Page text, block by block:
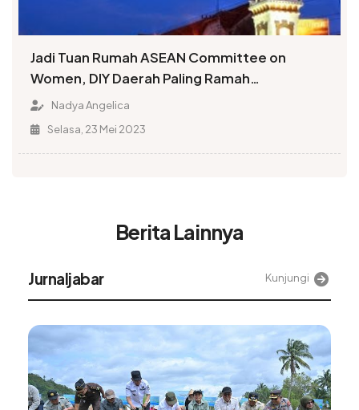
Jadi Tuan Rumah ASEAN Committee on
Women, DIY Daerah Paling Ramah
Perempuan dan Layak Anak
Nadya Angelica
Selasa, 23 Mei 2023
Berita Lainnya
Jurnaljabar Kunjungi